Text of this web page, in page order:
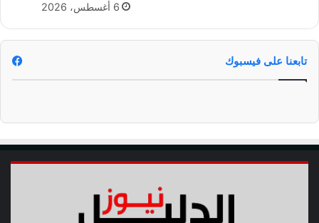
ا
ف
ي
ج
ل
ل
ح
6 أغسطس، 2026
تابعنا على فيسبوك